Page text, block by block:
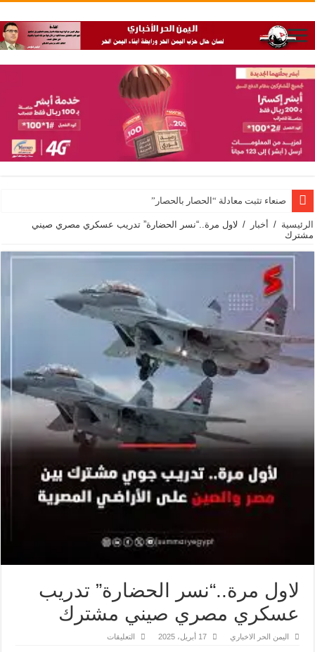
صنعاء تثبت معادلة “الحصار بالحصار”
الرئيسية / أخبار / لاول مرة..“نسر الحضارة” تدريب عسكري مصري صيني
مشترك
لاول مرة..“نسر الحضارة” تدريب
عسكري مصري صيني مشترك
اليمن الحر الاخباري 17 أبريل، 2025 التعليقات